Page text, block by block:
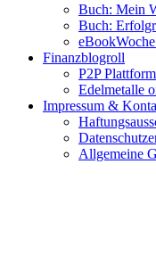
Buch: Mein
Buch:
Finanzblogroll
P2P
Edelmetalle
Impressum &
Allgemeine